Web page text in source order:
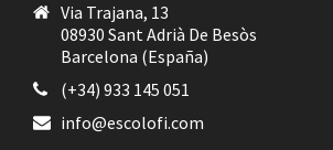
Via Trajana, 13
08930 Sant Adrià De Besòs
Barcelona (España)
(+34) 933 145 051
info@escolofi.com